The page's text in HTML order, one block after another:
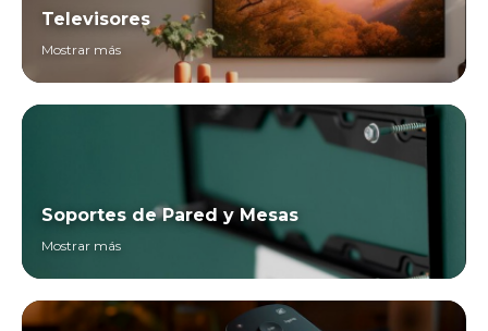
Televisores
Mostrar más
Soportes de Pared y Mesas
Mostrar más